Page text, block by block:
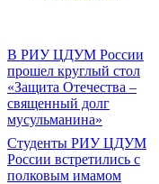
В РИУ ЦДУМ России
прошел круглый стол
«Защита Отечества –
священный долг
мусульманина»
Студенты РИУ ЦДУМ
России встретились с
полковым имамом